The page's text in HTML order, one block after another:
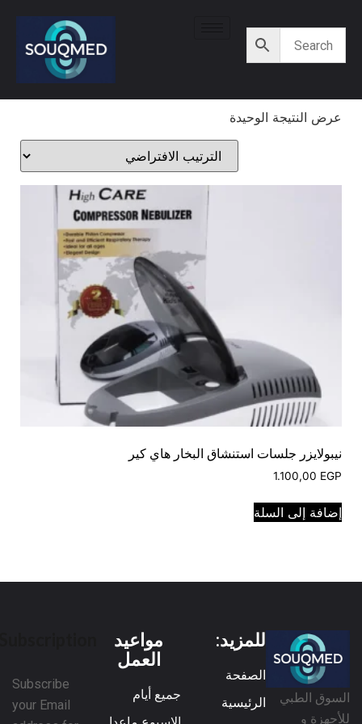
عرض النتيجة الوحيدة
نيبولايزر جلسات استنشاق البخار هاي كير
1.100,00EGP
إضافة إلى السلة
السوق الطبي
للأجهزة و
للمزيد:
الصفحة
الرئيسية
مواعيد
العمل
جميع أيام
Subscribe
your Email